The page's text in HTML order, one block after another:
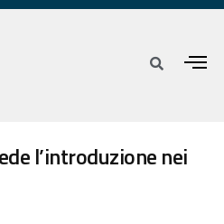
l’introduzione nei